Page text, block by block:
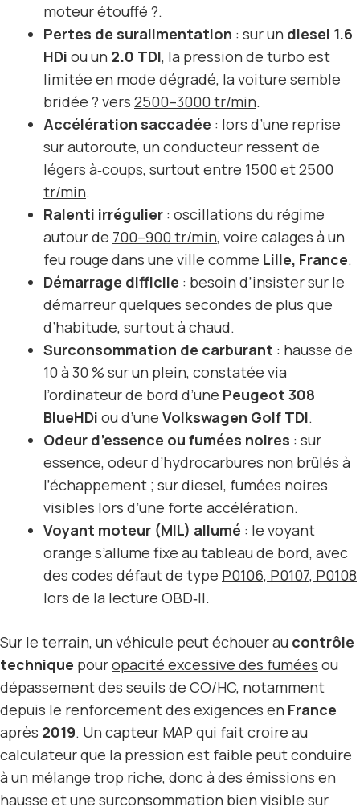
moteur étouffé ?.
Pertes de suralimentation : sur un diesel 1.6
HDi ou un 2.0 TDI, la pression de turbo est
limitée en mode dégradé, la voiture semble
bridée ? vers 2500–3000 tr/min.
Accélération saccadée : lors d’une reprise
sur autoroute, un conducteur ressent de
légers à‑coups, surtout entre 1500 et 2500
tr/min.
Ralenti irrégulier : oscillations du régime
autour de 700–900 tr/min, voire calages à un
feu rouge dans une ville comme Lille, France.
Démarrage difficile : besoin d’insister sur le
démarreur quelques secondes de plus que
d’habitude, surtout à chaud.
Surconsommation de carburant : hausse de
10 à 30 % sur un plein, constatée via
l’ordinateur de bord d’une Peugeot 308
BlueHDi ou d’une Volkswagen Golf TDI.
Odeur d’essence ou fumées noires : sur
essence, odeur d’hydrocarbures non brûlés à
l’échappement ; sur diesel, fumées noires
visibles lors d’une forte accélération.
Voyant moteur (MIL) allumé : le voyant
orange s’allume fixe au tableau de bord, avec
des codes défaut de type P0106, P0107, P0108
lors de la lecture OBD‑II.
Sur le terrain, un véhicule peut échouer au contrôle
technique pouropacité excessive des fumées ou
dépassement des seuils de CO/HC, notamment
depuis le renforcement des exigences en France
après 2019. Un capteur MAP qui fait croire au
calculateur que la pression est faible peut conduire
à un mélange trop riche, donc à des émissions en
hausse et une surconsommation bien visible sur